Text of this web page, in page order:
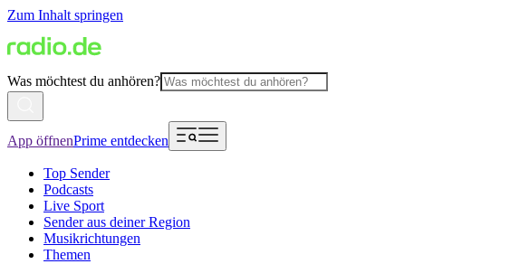
Zum Inhalt springen
Was möchtest du anhören?
App öffnenPrime entdecken
Top Sender
Podcasts
Live Sport
Sender aus deiner Region
Musikrichtungen
Themen